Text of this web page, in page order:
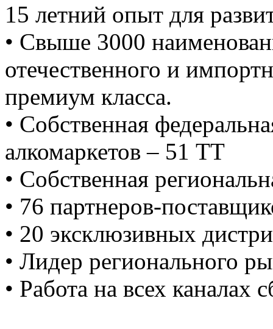
15 летний опыт для
• Свыше 3000
отечественного и
премиум класса.
• Собственная
алкомаркетов – 51 ТТ
• Собственная
• 76 партнеров-
• 20 эксклюзивных
• Лидер регионального
• Работа на всех каналах